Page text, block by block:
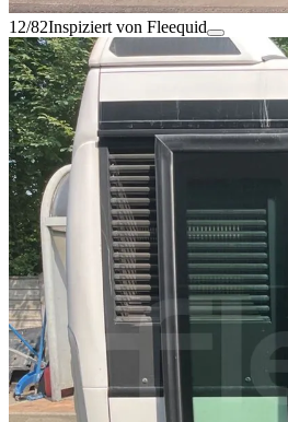
12/82Inspiziert von Fleequid